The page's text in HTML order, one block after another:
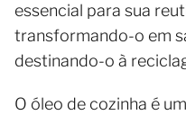
essencial para sua
transformando-o em
destinando-o à
O óleo de cozinha é